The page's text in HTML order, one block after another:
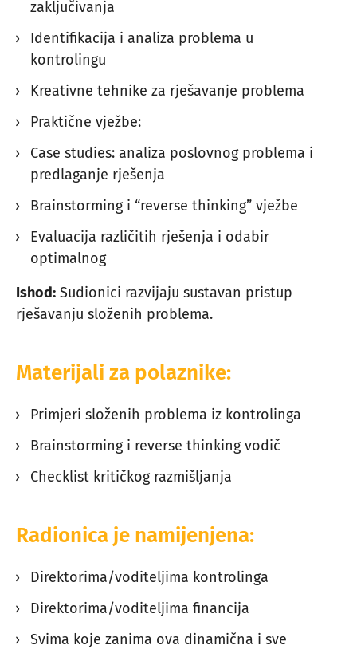
zaključivanja
Identifikacija i analiza problema u
kontrolingu
Kreativne tehnike za rješavanje problema
Praktične vježbe:
Case studies: analiza poslovnog problema i
predlaganje rješenja
Brainstorming i “reverse thinking” vježbe
Evaluacija različitih rješenja i odabir
optimalnog
Ishod: Sudionici razvijaju sustavan pristup
rješavanju složenih problema.
Materijali za polaznike:
Primjeri složenih problema iz kontrolinga
Brainstorming i reverse thinking vodič
Checklist kritičkog razmišljanja
Radionica je namijenjena:
Direktorima/voditeljima kontrolinga
Direktorima/voditeljima financija
Svima koje zanima ova dinamična i sve